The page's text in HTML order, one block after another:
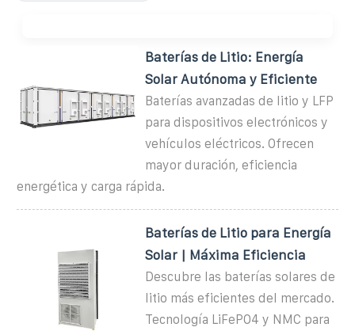
Baterías de Litio: Energía
Solar Autónoma y Eficiente
Baterías avanzadas de litio y LFP
para dispositivos electrónicos y
vehículos eléctricos. Ofrecen
mayor duración, eficiencia
energética y carga rápida.
Baterías de Litio para Energía
Solar | Máxima Eficiencia
Descubre las baterías solares de
litio más eficientes del mercado.
Tecnología LiFePO4 y NMC para